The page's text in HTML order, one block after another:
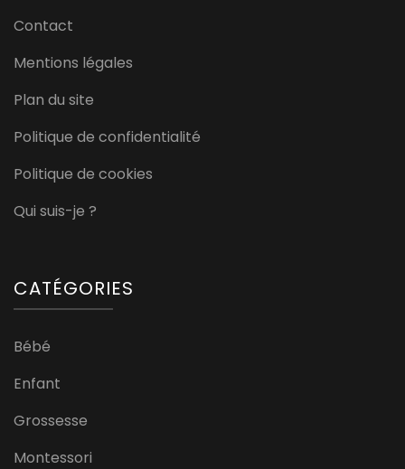
Contact
Mentions légales
Plan du site
Politique de confidentialité
Politique de cookies
Qui suis-je ?
CATÉGORIES
Bébé
Enfant
Grossesse
Montessori